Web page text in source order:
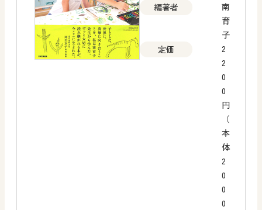
編著者
南
育
子
定価
2
2
0
0
円
（
本
体
2
0
0
0